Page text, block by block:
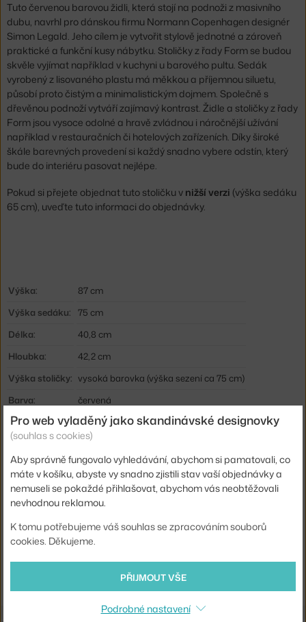
Tuto červenou barovou židli, která stojí na podnoži z masivního
dubu, navrhl pro dánskou firmu Normann Copenhagen designér
Simon Legald. Jeho cílem je vytvořit stylově jednotné a zároveň
praktické a funkční kusy nábytku. Stoličky z řady Form se budou
skvěle vyjímat například v kuchyni u barového pultu. Sedák
vyrobený z lisovaného plastu má měkkou a příjemnou siluetu,
působí proto čistým a minimalistickým dojmem. Společně s
dřevěnou podnoží vytváří zajímavý kontrast. Židle a stoličky z řady
Form jsou vysoce odolné a hravě zvládnou i náročnější užívání
například v restauračních či hotelových zařízeních. Díky široké
škále barevných provedení si každý snadno vybere odstín, který
bude do interiéru pasovat nejlépe.
Pokud si přejete objednat tuto stoličku v nižší verzi (výška sedáku
65 cm), uveďte tuto informaci do objednávky.
Výška:
87 cm
Výška sedáku:
75 cm
Délka:
40,8 cm
Hloubka:
42,2 cm
Výška stoličky: vysoká barovka (výška sezení ca 75 cm)
Barva:
červená
Materiál:
dubové dřevo, plast
Sedák:
plast
Podnož:
dřevo
Typ:
Stolička
Kód produktu
NCP-602803
EAN
5712396002739
Ste zo Slovenska? Prejdite naForm 75 cm Oak, red
Shopping from the EU? Switch toForm Bar Chair 75 cm Oak, red
Pro web vyladěný jako skandinávské designovky
(souhlas s cookies)
Aby správně fungovalo vyhledávání, abychom si pamatovali, co
máte v košíku, abyste vy snadno zjistili stav vaší objednávky a
nemuseli se pokaždé přihlašovat, abychom vás neobtěžovali
nevhodnou reklamou.
K tomu potřebujeme váš souhlas se zpracováním souborů
cookies. Děkujeme.
PŘIJMOUT VŠE
Podrobné nastavení